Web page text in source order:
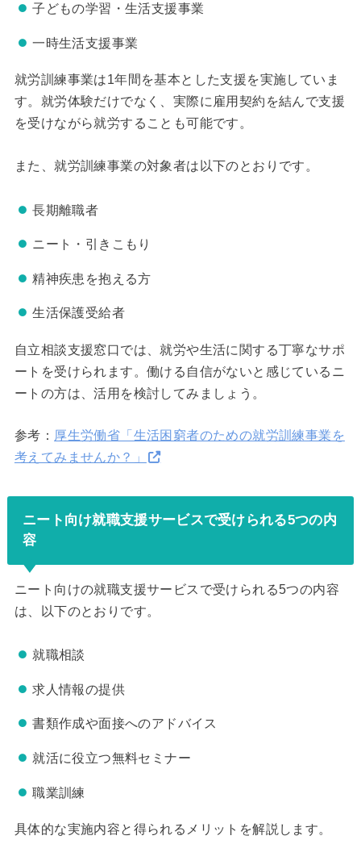
子どもの学習・生活支援事業
一時生活支援事業
就労訓練事業は1年間を基本とした支援を実施していま
す。就労体験だけでなく、実際に雇用契約を結んで支援
を受けながら就労することも可能です。
また、就労訓練事業の対象者は以下のとおりです。
長期離職者
ニート・引きこもり
精神疾患を抱える方
生活保護受給者
自立相談支援窓口では、就労や生活に関する丁寧なサポ
ートを受けられます。働ける自信がないと感じているニ
ートの方は、活用を検討してみましょう。
参考： 厚生労働省「生活困窮者のための就労訓練事業を
考えてみませんか？」
ニート向け就職支援サービスで受けられる5つの内
容
ニート向けの就職支援サービスで受けられる5つの内容
は、以下のとおりです。
就職相談
求人情報の提供
書類作成や面接へのアドバイス
就活に役立つ無料セミナー
職業訓練
具体的な実施内容と得られるメリットを解説します。